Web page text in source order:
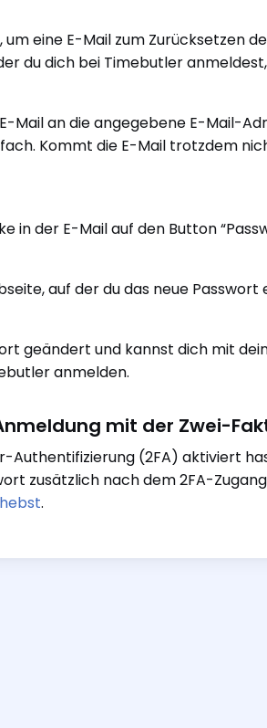
um eine E-Mail zum Zurücksetzen
du dich bei Timebutler
Mail an die angegebene E-Mail-
Kommt die E-Mail trotzdem
in der E-Mail auf den Button
auf der du das neue Passwort
geändert und kannst dich mit
anmelden.
mit der Zwei-
Authentifizierung (2FA) aktiviert
zusätzlich nach dem 2FA-
.